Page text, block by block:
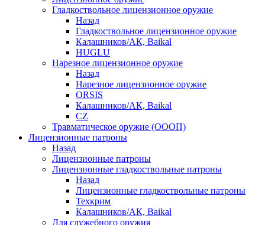
Гладкоствольное лицензионное оружие
Назад
Гладкоствольное лицензионное оружие
Калашников/АК, Baikal
HUGLU
Нарезное лицензионное оружие
Назад
Нарезное лицензионное оружие
ORSIS
Калашников/АК, Baikal
CZ
Травматическое оружие (ОООП)
Лицензионные патроны
Назад
Лицензионные патроны
Лицензионные гладкоствольные патроны
Назад
Лицензионные гладкоствольные патроны
Техкрим
Калашников/АК, Baikal
Для служебного оружия